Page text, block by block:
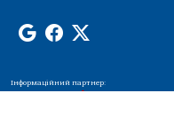
Інформаційний партнер: